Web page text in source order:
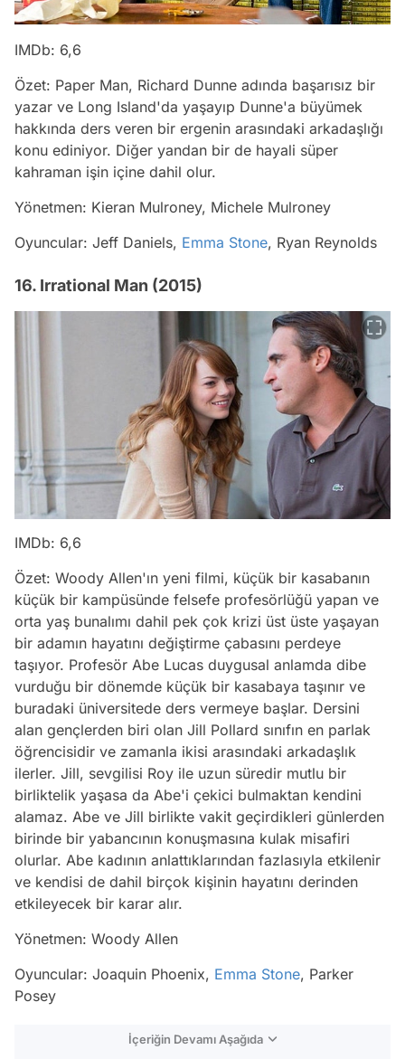
IMDb: 6,6
Özet: Paper Man, Richard Dunne adında başarısız bir
yazar ve Long Island'da yaşayıp Dunne'a büyümek
hakkında ders veren bir ergenin arasındaki arkadaşlığı
konu ediniyor. Diğer yandan bir de hayali süper
kahraman işin içine dahil olur.
Yönetmen: Kieran Mulroney, Michele Mulroney
Oyuncular: Jeff Daniels, Emma Stone, Ryan Reynolds
16. Irrational Man (2015)
IMDb: 6,6
Özet: Woody Allen'ın yeni filmi, küçük bir kasabanın
küçük bir kampüsünde felsefe profesörlüğü yapan ve
orta yaş bunalımı dahil pek çok krizi üst üste yaşayan
bir adamın hayatını değiştirme çabasını perdeye
taşıyor. Profesör Abe Lucas duygusal anlamda dibe
vurduğu bir dönemde küçük bir kasabaya taşınır ve
buradaki üniversitede ders vermeye başlar. Dersini
alan gençlerden biri olan Jill Pollard sınıfın en parlak
öğrencisidir ve zamanla ikisi arasındaki arkadaşlık
ilerler. Jill, sevgilisi Roy ile uzun süredir mutlu bir
birliktelik yaşasa da Abe'i çekici bulmaktan kendini
alamaz. Abe ve Jill birlikte vakit geçirdikleri günlerden
birinde bir yabancının konuşmasına kulak misafiri
olurlar. Abe kadının anlattıklarından fazlasıyla etkilenir
ve kendisi de dahil birçok kişinin hayatını derinden
etkileyecek bir karar alır.
Yönetmen: Woody Allen
Oyuncular: Joaquin Phoenix, Emma Stone, Parker
Posey
İçeriğin Devamı Aşağıda